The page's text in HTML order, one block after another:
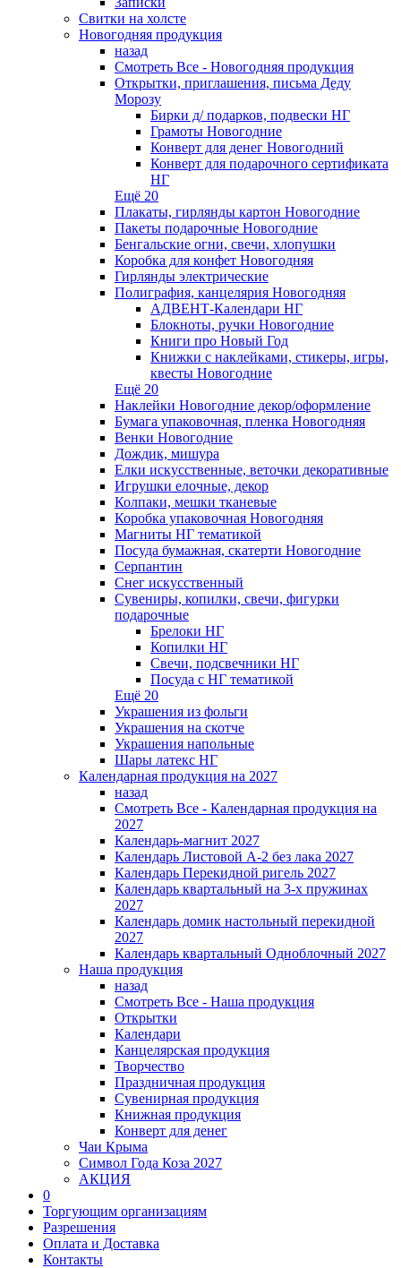
Свитки на холсте
Новогодняя продукция
назад
Смотреть Все - Новогодняя продукция
Открытки, приглашения, письма Деду
Морозу
Бирки д/ подарков, подвески НГ
Грамоты Новогодние
Конверт для денег Новогодний
Конверт для подарочного сертификата
НГ
Ещё 20
Плакаты, гирлянды картон Новогодние
Пакеты подарочные Новогодние
Бенгальские огни, свечи, хлопушки
Коробка для конфет Новогодняя
Гирлянды электрические
Полиграфия, канцелярия Новогодняя
АДВЕНТ-Календари НГ
Блокноты, ручки Новогодние
Книги про Новый Год
Книжки с наклейками, стикеры, игры,
квесты Новогодние
Ещё 20
Наклейки Новогодние декор/оформление
Бумага упаковочная, пленка Новогодняя
Венки Новогодние
Дождик, мишура
Елки искусственные, веточки декоративные
Игрушки елочные, декор
Колпаки, мешки тканевые
Коробка упаковочная Новогодняя
Магниты НГ тематикой
Посуда бумажная, скатерти Новогодние
Серпантин
Снег искусственный
Сувениры, копилки, свечи, фигурки
подарочные
Брелоки НГ
Копилки НГ
Свечи, подсвечники НГ
Посуда с НГ тематикой
Ещё 20
Украшения из фольги
Украшения на скотче
Украшения напольные
Шары латекс НГ
Календарная продукция на 2027
назад
Смотреть Все - Календарная продукция на
2027
Календарь-магнит 2027
Календарь Листовой А-2 без лака 2027
Календарь Перекидной ригель 2027
Календарь квартальный на 3-х пружинах
2027
Календарь домик настольный перекидной
2027
Календарь квартальный Одноблочный 2027
Наша продукция
назад
Смотреть Все - Наша продукция
Открытки
Календари
Канцелярская продукция
Творчество
Праздничная продукция
Сувенирная продукция
Книжная продукция
Конверт для денег
Чаи Крыма
Символ Года Коза 2027
АКЦИЯ
0
Торгующим организациям
Разрешения
Оплата и Доставка
Контакты